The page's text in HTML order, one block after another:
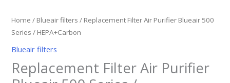
Home / Blueair filters / Replacement Filter Air Purifier Blueair 500
Series / HEPA+Carbon
Blueair filters
Replacement Filter Air Purifier